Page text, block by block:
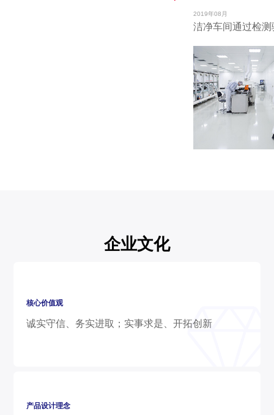
2019年08月
洁净车间通过检测
企业文化
核心价值观
诚实守信、务实进取；实事求是、开拓创新
产品设计理念